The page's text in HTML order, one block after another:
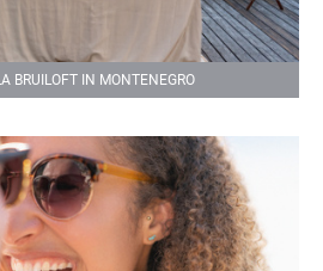
BRUILOFT IN MONTENEGRO